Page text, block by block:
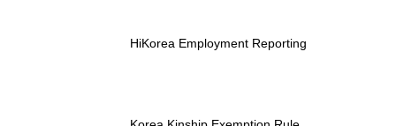
HiKorea Employment Reporting